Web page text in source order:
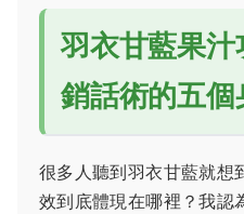
羽衣甘藍果
銷話術的五
很多人聽到羽衣甘藍就想
效到底體現在哪裡？我認